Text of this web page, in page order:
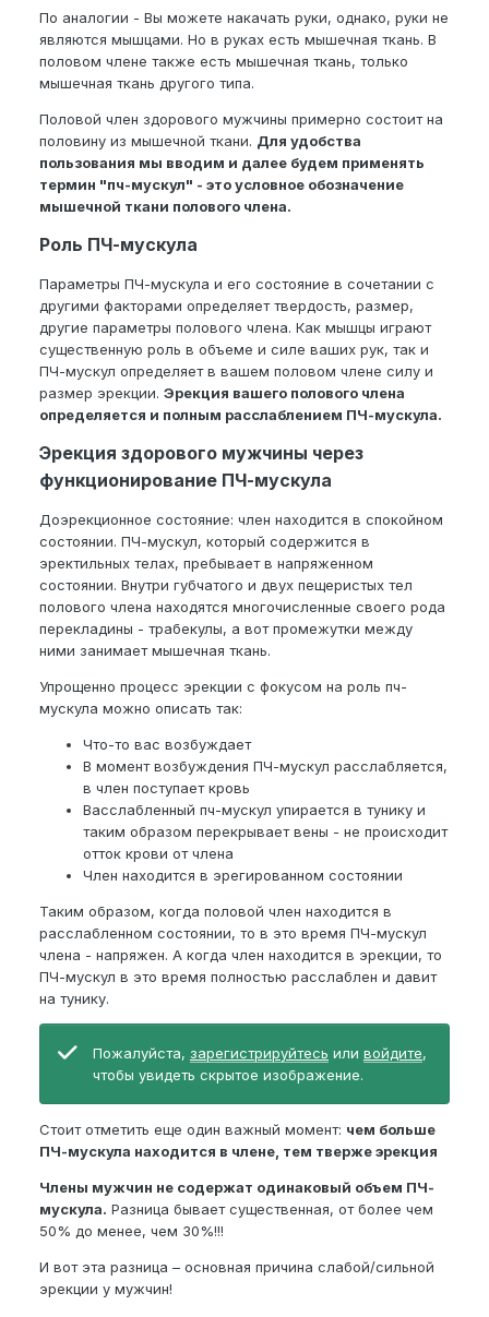
По аналогии - Вы можете накачать руки, однако, руки не
являются мышцами. Но в руках есть мышечная ткань. В
половом члене также есть мышечная ткань, только
мышечная ткань другого типа.
Половой член здорового мужчины примерно состоит на
половину из мышечной ткани. Для удобства
пользования мы вводим и далее будем применять
термин "пч-мускул" - это условное обозначение
мышечной ткани полового члена.
Роль ПЧ-мускула
Параметры ПЧ-мускула и его состояние в сочетании с
другими факторами определяет твердость, размер,
другие параметры полового члена. Как мышцы играют
существенную роль в объеме и силе ваших рук, так и
ПЧ-мускул определяет в вашем половом члене силу и
размер эрекции. Эрекция вашего полового члена
определяется и полным расслаблением ПЧ-мускула.
Эрекция здорового мужчины через
функционирование ПЧ-мускула
Доэрекционное состояние: член находится в спокойном
состоянии. ПЧ-мускул, который содержится в
эректильных телах, пребывает в напряженном
состоянии. Внутри губчатого и двух пещеристых тел
полового члена находятся многочисленные своего рода
перекладины - трабекулы, а вот промежутки между
ними занимает мышечная ткань.
Упрощенно процесс эрекции с фокусом на роль пч-
мускула можно описать так:
Что-то вас возбуждает
В момент возбуждения ПЧ-мускул расслабляется,
в член поступает кровь
Васслабленный пч-мускул упирается в тунику и
таким образом перекрывает вены - не происходит
отток крови от члена
Член находится в эрегированном состоянии
Таким образом, когда половой член находится в
расслабленном состоянии, то в это время ПЧ-мускул
члена - напряжен. А когда член находится в эрекции, то
ПЧ-мускул в это время полностью расслаблен и давит
на тунику.
Пожалуйста, зарегистрируйтесь или войдите,
чтобы увидеть скрытое изображение.
Стоит отметить еще один важный момент: чем больше
ПЧ-мускула находится в члене, тем тверже эрекция
Члены мужчин не содержат одинаковый объем ПЧ-
мускула. Разница бывает существенная, от более чем
50% до менее, чем 30%!!!
И вот эта разница – основная причина слабой/сильной
эрекции у мужчин!